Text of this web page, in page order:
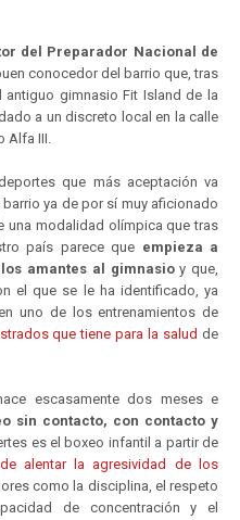
del Preparador Nacional de
conocedor del barrio que, tras
gimnasio Fit Island de la
a un discreto local en la calle
Alfa III.
que más aceptación va
ya de por sí muy aficionado
una modalidad olímpica que tras
país parece que empieza a
amantes al gimnasioy que,
el que se le ha identificado, ya
uno de los entrenamientos de
que tiene para la salud de
escasamente dos meses e
sin contacto, con contacto y
es el boxeo infantil a partir de
alentar la agresividad de los
como la disciplina, el respeto
de concentración y el